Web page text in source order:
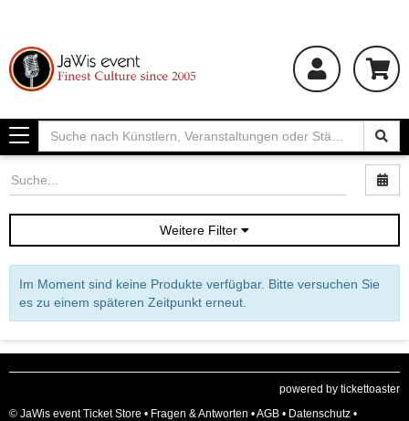
Toggle
navigation
Weitere Filter
Im Moment sind keine Produkte verfügbar. Bitte versuchen Sie
es zu einem späteren Zeitpunkt erneut.
powered by tickettoaster
© JaWis event Ticket Store • Fragen & Antworten •AGB • Datenschutz •